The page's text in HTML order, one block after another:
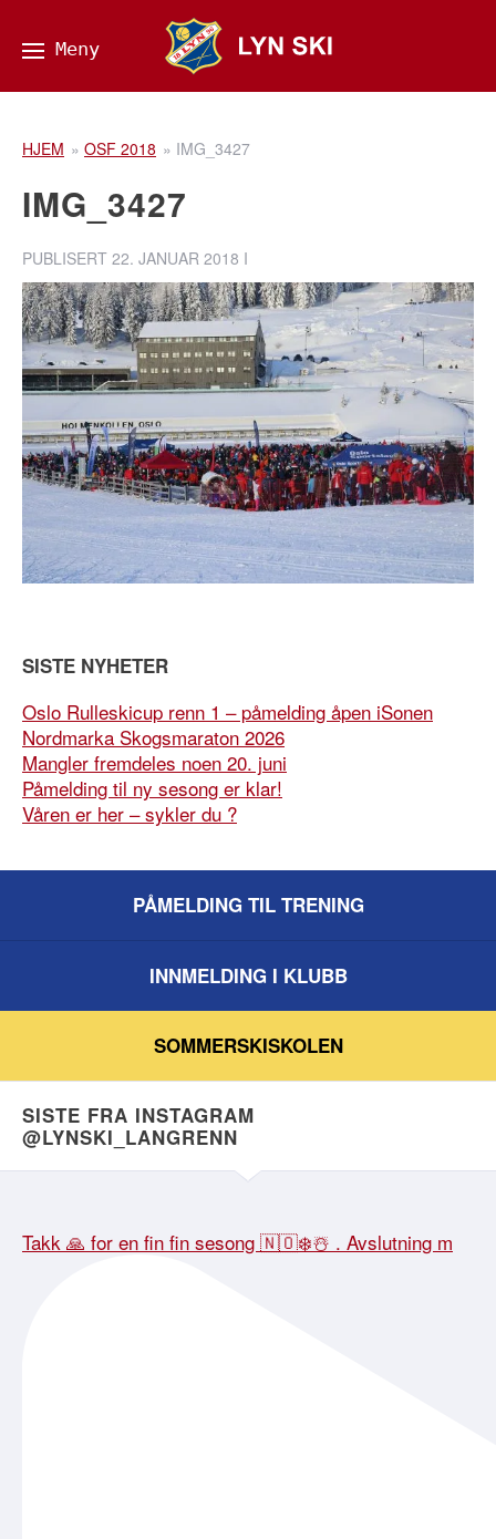
HJEM » OSF 2018 » IMG_3427
IMG_3427
PUBLISERT 22. JANUAR 2018 I
SISTE NYHETER
Oslo Rulleskicup renn 1 – påmelding åpen iSonen
Nordmarka Skogsmaraton 2026
Mangler fremdeles noen 20. juni
Påmelding til ny sesong er klar!
Våren er her – sykler du ?
PÅMELDING TIL TRENING
INNMELDING I KLUBB
SOMMERSKISKOLEN
SISTE FRA INSTAGRAM
@LYNSKI_LANGRENN
Takk 🙏 for en fin fin sesong 🇳🇴❄️☃️ . Avslutning m